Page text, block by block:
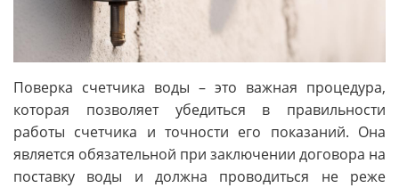
Поверка счетчика воды – это важная процедура,
которая позволяет убедиться в правильности
работы счетчика и точности его показаний. Она
является обязательной при заключении договора на
поставку воды и должна проводиться не реже